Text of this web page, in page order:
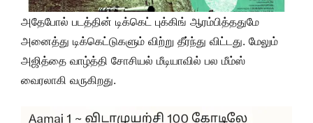
அதேபோல் படத்தின் டிக்கெட் புக்கிங் ஆரம்பித்ததுமே
அனைத்து டிக்கெட்டுகளும் விற்று தீர்ந்து விட்டது. மேலும்
அஜித்தை வாழ்த்தி சோசியல் மீடியாவில் பல மீம்ஸ்
வைரலாகி வருகிறது.